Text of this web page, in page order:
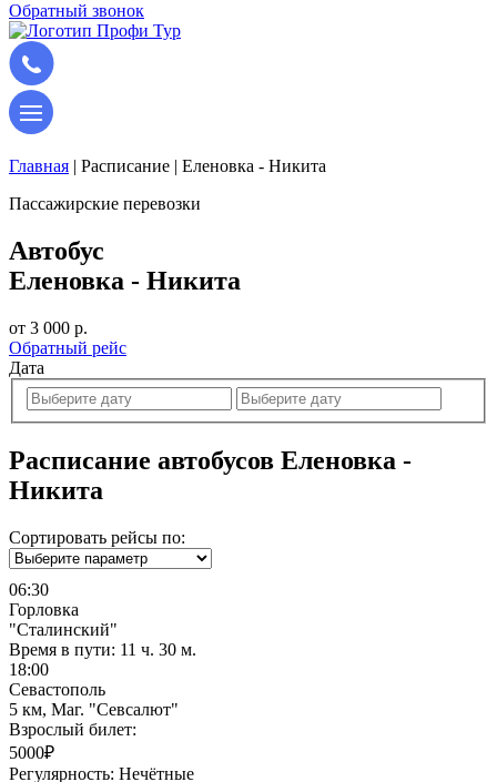
Обратный звонок
Главная | Расписание | Еленовка - Никита
Пассажирские перевозки
Автобус
Еленовка - Никита
от 3 000 р.
Обратный рейс
Дата
Расписание автобусов Еленовка -
Никита
Сортировать рейсы по:
06:30
Горловка
"Сталинский"
Время в пути: 11 ч. 30 м.
18:00
Севастополь
5 км, Маг. "Севсалют"
Взрослый билет:
5000₽
Регулярность: Нечётные